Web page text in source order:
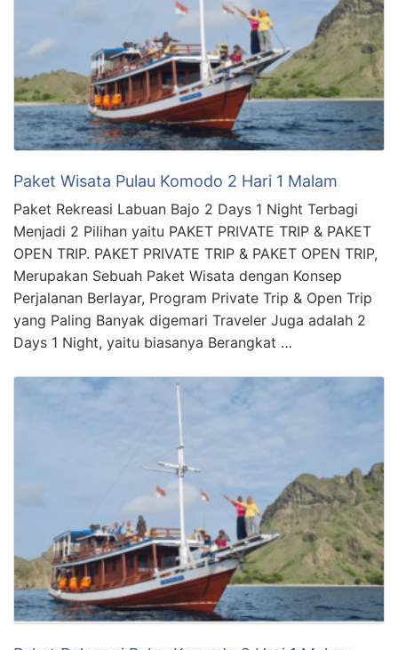
Paket Wisata Pulau Komodo 2 Hari 1 Malam
Paket Rekreasi Labuan Bajo 2 Days 1 Night Terbagi
Menjadi 2 Pilihan yaitu PAKET PRIVATE TRIP & PAKET
OPEN TRIP. PAKET PRIVATE TRIP & PAKET OPEN TRIP,
Merupakan Sebuah Paket Wisata dengan Konsep
Perjalanan Berlayar, Program Private Trip & Open Trip
yang Paling Banyak digemari Traveler Juga adalah 2
Days 1 Night, yaitu biasanya Berangkat …